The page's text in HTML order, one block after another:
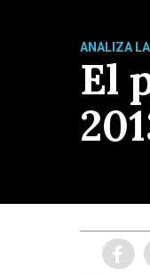
ANALIZA
El